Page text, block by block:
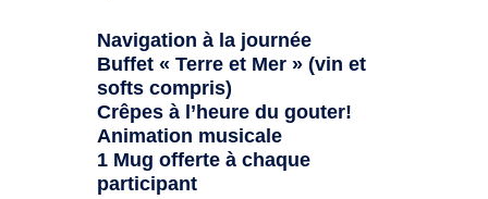
Navigation à la journée
Buffet « Terre et Mer » (vin et
softs compris)
Crêpes à l’heure du gouter!
Animation musicale
1 Mug offerte à chaque
participant